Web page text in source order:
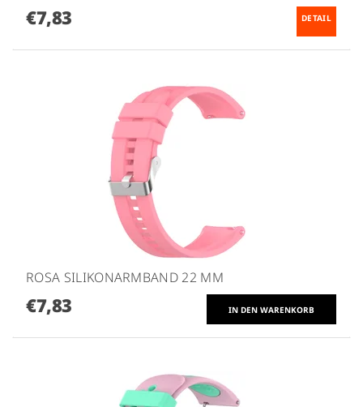
€7,83 DETAIL
ROSA SILIKONARMBAND 22 MM
€7,83